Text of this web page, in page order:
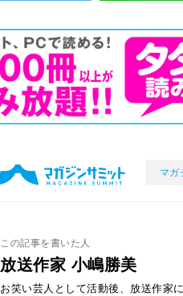
マガ
この記事を書いた人
放送作家 小嶋勝美
お笑い芸人として活動後、放送作家